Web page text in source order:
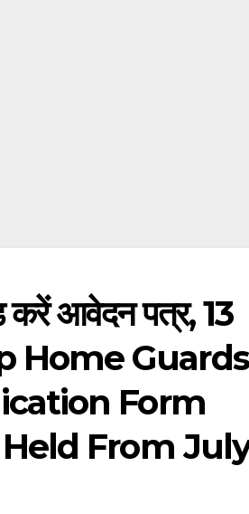
करें आवेदन पत्र, 13
Up Home Guards
Form
From